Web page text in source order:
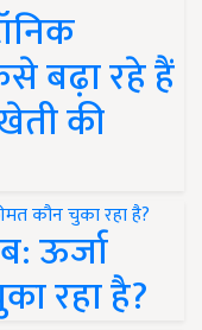
बढ़ा रहे हैं
की
ऊर्जा
रहा है?